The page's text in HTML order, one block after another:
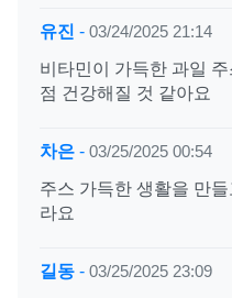
유진 - 03/24/2025 21:14
비타민이 가득한 과일
점 건강해질 것 같아요
차은 - 03/25/2025 00:54
주스 가득한 생활을 만
라요
길동 - 03/25/2025 23:09